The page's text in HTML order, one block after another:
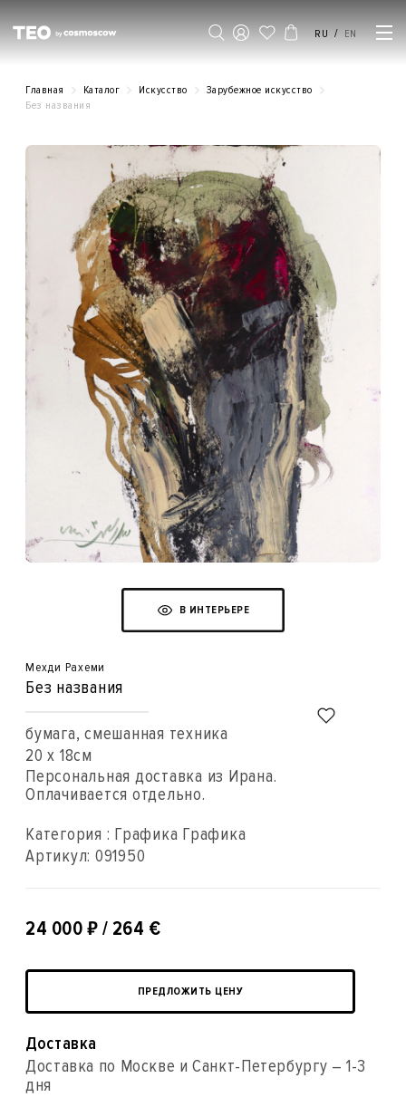
RU / EN
Главная Каталог Искусство
Зарубежное искусство
Без названия
В ИНТЕРЬЕРЕ
Мехди Рахеми
Без названия
бумага, смешанная техника
20 x 18см
Персональная доставка из Ирана.
Оплачивается отдельно.
Категория : Графика Графика
Артикул: 091950
24 000 ₽ / 264 €
ПРЕДЛОЖИТЬ ЦЕНУ
Доставка
Доставка по Москве и Санкт-Петербургу – 1-3
дня